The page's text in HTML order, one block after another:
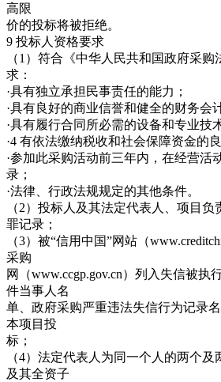
高限
价的投标将被拒绝。
9 投标人资格要求
（1）符合《中华人民共和国政府采
求：
·具有独立承担民事责任的能力；
·具有良好的商业信誉和健全的财务会
·具有履行合同所必需的设备和专业技
·4 有依法缴纳税收和社会保障资金的
·参加此采购活动前三年内，在经营活
录；
·法律、行政法规规定的其他条件。
（2）投标人及其法定代表人、项目
罪记录；
（3）被“信用中国”网站（
采购
网（www.ccgp.gov.cn）列入失信被执
件当事人名
单、政府采购严重违法失信行为记录
本项目投
标；
（4）法定代表人为同一个人的两个及
及其全资子